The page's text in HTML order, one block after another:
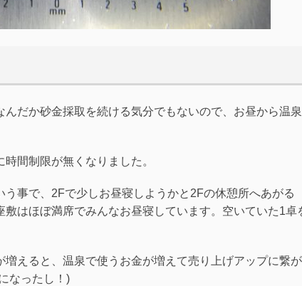
だか砂金採取を続ける気分でもないので、お昼から温
間制限が無くなりました。
事で、2Fで少しお昼寝しようかと2Fの休憩所へあがる
はほぼ満席でみんなお昼寝しています。空いていた1卓
えると、温泉で使うお金が増えて売り上げアップに繋
なったし！)